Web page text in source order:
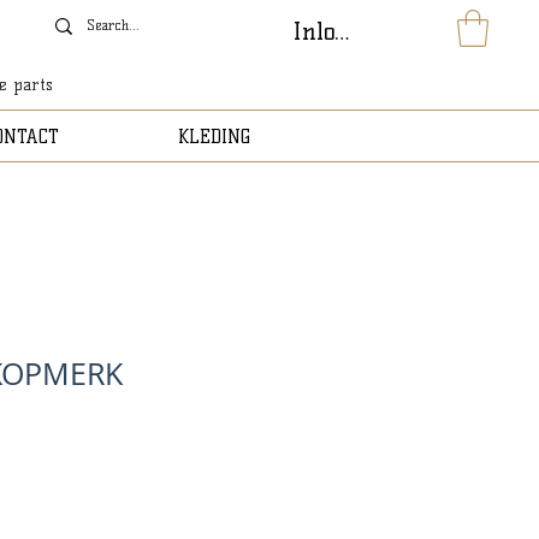
parts
Inloggen
KLEDING